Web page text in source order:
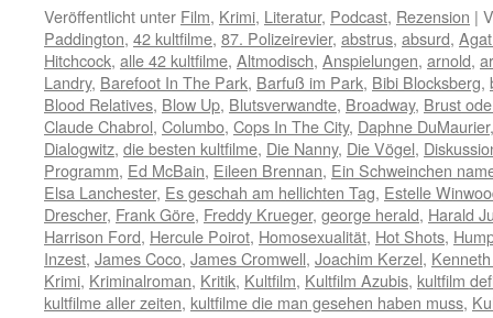
Veröffentlicht unter Film, Krimi, Literatur, Podcast, Rezension |
Paddington, 42 kultfilme, 87. Polizeirevier, abstrus, absurd,
Hitchcock, alle 42 kultfilme, Altmodisch, Anspielungen, arnold,
Landry, Barefoot In The Park, Barfuß im Park, Bibi Blocksberg,
Blood Relatives, Blow Up, Blutsverwandte, Broadway, Brust
Claude Chabrol, Columbo, Cops In The City, Daphne DuMaurier
Dialogwitz, die besten kultfilme, Die Nanny, Die Vögel,
Programm, Ed McBain, Eileen Brennan, Ein Schweinchen
Elsa Lanchester, Es geschah am hellichten Tag, Estelle
Drescher, Frank Göre, Freddy Krueger, george herald, Harald
Harrison Ford, Hercule Poirot, Homosexualität, Hot Shots,
Inzest, James Coco, James Cromwell, Joachim Kerzel,
Krimi, Kriminalroman, Kritik, Kultfilm, Kultfilm Azubis, kultfilm
kultfilme aller zeiten, kultfilme die man gesehen haben muss,